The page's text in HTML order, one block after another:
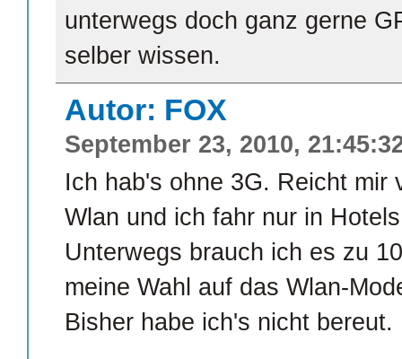
unterwegs doch ganz gerne
selber wissen.
Autor: FOX
September 23, 2010,
Ich hab's ohne 3G. Reicht mir
Wlan und ich fahr nur in
Unterwegs brauch ich es zu
meine Wahl auf das Wlan-
Bisher habe ich's nicht bereut.